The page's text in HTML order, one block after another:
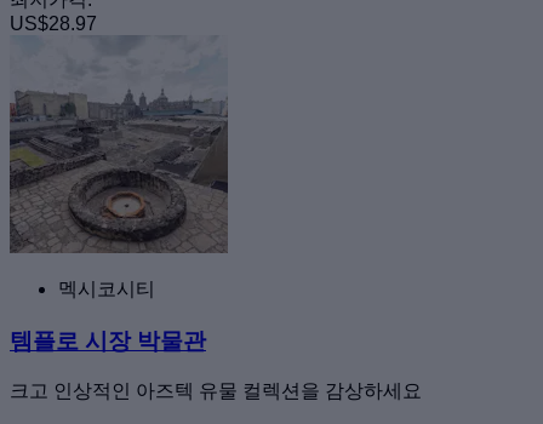
US$28.97
멕시코시티
템플로 시장 박물관
크고 인상적인 아즈텍 유물 컬렉션을 감상하세요